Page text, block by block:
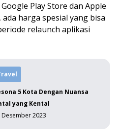
Google Play Store dan Apple
ada harga spesial yang bisa
relaunch aplikasi
5 Kota Dengan Nuansa
yang Kental
Desember 2023